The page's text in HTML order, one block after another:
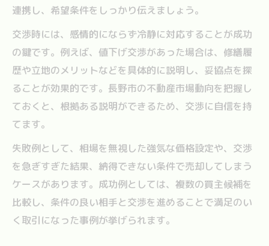
連携し、希望条件をしっかり伝えましょう。
交渉時には、感情的にならず冷静に対応することが成功
の鍵です。例えば、値下げ交渉があった場合は、修繕履
歴や立地のメリットなどを具体的に説明し、妥協点を探
ることが効果的です。長野市の不動産市場動向を把握し
ておくと、根拠ある説明ができるため、交渉に自信を持
てます。
失敗例として、相場を無視した強気な価格設定や、交渉
を急ぎすぎた結果、納得できない条件で売却してしまう
ケースがあります。成功例としては、複数の買主候補を
比較し、条件の良い相手と交渉を進めることで満足のい
く取引になった事例が挙げられます。